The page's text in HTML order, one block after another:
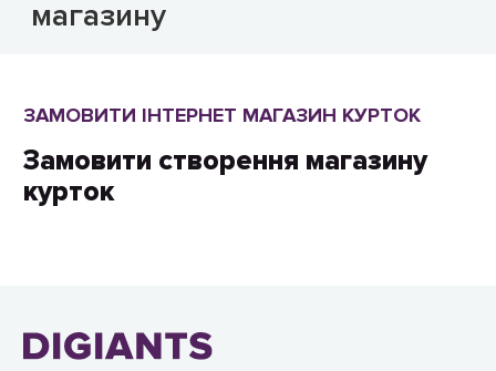
ЗАМОВИТИ ІНТЕРНЕТ МАГАЗИН КУРТОК
Замовити створення магазину
курток
магазину